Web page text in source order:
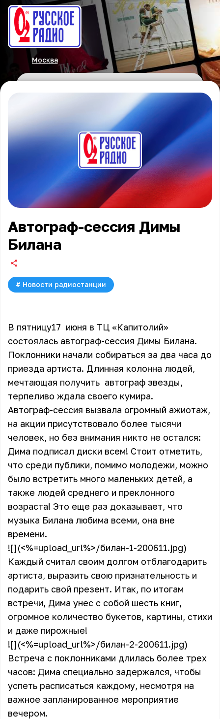
Москва
Автограф-сессия Димы
Билана
# Новости радиостанции
В пятницу17 июня в ТЦ «Капитолий»
состоялась автограф-сессия Димы Билана.
Поклонники начали собираться за два часа до
приезда артиста. Длинная колонна людей,
мечтающая получить автограф звезды,
терпеливо ждала своего кумира.
Автограф-сессия вызвала огромный ажиотаж,
на акции присутствовало более тысячи
человек, но без внимания никто не остался:
Дима подписал диски всем! Cтоит отметить,
что среди публики, помимо молодежи, можно
было встретить много маленьких детей, а
также людей среднего и преклонного
возраста! Это еще раз доказывает, что
музыка Билана любима всеми, она вне
времени.
![](<%=upload_url%>/билан-1-200611.jpg)
Каждый считал своим долгом отблагодарить
артиста, выразить свою признательность и
подарить свой презент. Итак, по итогам
встречи, Дима унес с собой шесть книг,
огромное количество букетов, картины, стихи
и даже пирожные!
![](<%=upload_url%>/билан-2-200611.jpg)
Встреча с поклонниками длилась более трех
часов: Дима специально задержался, чтобы
успеть расписаться каждому, несмотря на
важное запланированное мероприятие
вечером.